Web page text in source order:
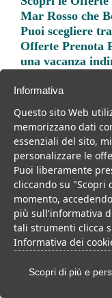
Mar Rosso che
Puoi scegliere
Offerte Prenota
una vacanza
Trova la
Noi di belsalento.it
migliori servizi, le
Informativa
Questo sito Web
memorizzano dati
essenziali del sito,
personalizzare le
Puoi liberamente
cliccando su "Scopri
momento,
più sull'informativa
tali strumenti clicca
Informativa dei
Scopri di più e